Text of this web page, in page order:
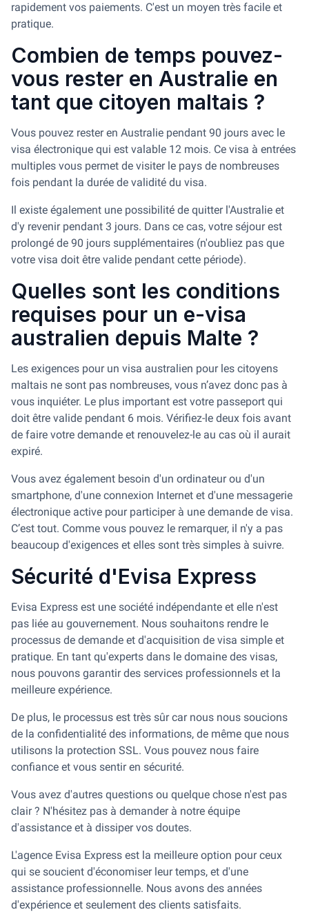
rapidement vos paiements. C'est un moyen très facile et
pratique.
Combien de temps pouvez-
vous rester en Australie en
tant que citoyen maltais ?
Vous pouvez rester en Australie pendant 90 jours avec le
visa électronique qui est valable 12 mois. Ce visa à entrées
multiples vous permet de visiter le pays de nombreuses
fois pendant la durée de validité du visa.
Il existe également une possibilité de quitter l'Australie et
d'y revenir pendant 3 jours. Dans ce cas, votre séjour est
prolongé de 90 jours supplémentaires (n'oubliez pas que
votre visa doit être valide pendant cette période).
Quelles sont les conditions
requises pour un e-visa
australien depuis Malte ?
Les exigences pour un visa australien pour les citoyens
maltais ne sont pas nombreuses, vous n’avez donc pas à
vous inquiéter. Le plus important est votre passeport qui
doit être valide pendant 6 mois. Vérifiez-le deux fois avant
de faire votre demande et renouvelez-le au cas où il aurait
expiré.
Vous avez également besoin d'un ordinateur ou d'un
smartphone, d'une connexion Internet et d'une messagerie
électronique active pour participer à une demande de visa.
C’est tout. Comme vous pouvez le remarquer, il n'y a pas
beaucoup d'exigences et elles sont très simples à suivre.
Sécurité d'Evisa Express
Evisa Express est une société indépendante et elle n'est
pas liée au gouvernement. Nous souhaitons rendre le
processus de demande et d'acquisition de visa simple et
pratique. En tant qu'experts dans le domaine des visas,
nous pouvons garantir des services professionnels et la
meilleure expérience.
De plus, le processus est très sûr car nous nous soucions
de la confidentialité des informations, de même que nous
utilisons la protection SSL. Vous pouvez nous faire
confiance et vous sentir en sécurité.
Vous avez d'autres questions ou quelque chose n'est pas
clair ? N'hésitez pas à demander à notre équipe
d'assistance et à dissiper vos doutes.
L'agence Evisa Express est la meilleure option pour ceux
qui se soucient d'économiser leur temps, et d'une
assistance professionnelle. Nous avons des années
d'expérience et seulement des clients satisfaits.